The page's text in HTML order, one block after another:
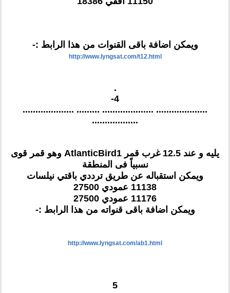
ويمكن اضافة باقى القنوات من هذا الرابط :-
http://www.lyngsat.com/t12.html
.
4-
.................... .................... ......... ....................
..................
يليه و عند 12.5 غرب قمر AtlanticBird1 وهو قمر قوى
نسبياً فى المنطقة
ويمكن استقباله عن طريق ترددي باقتي نيلسات
11138 عمودي 27500
11176 عمودي 27500
ويمكن اضافة باقى قنواته من هذا الرابط :-
http://www.lyngsat.com/ab1.html
5